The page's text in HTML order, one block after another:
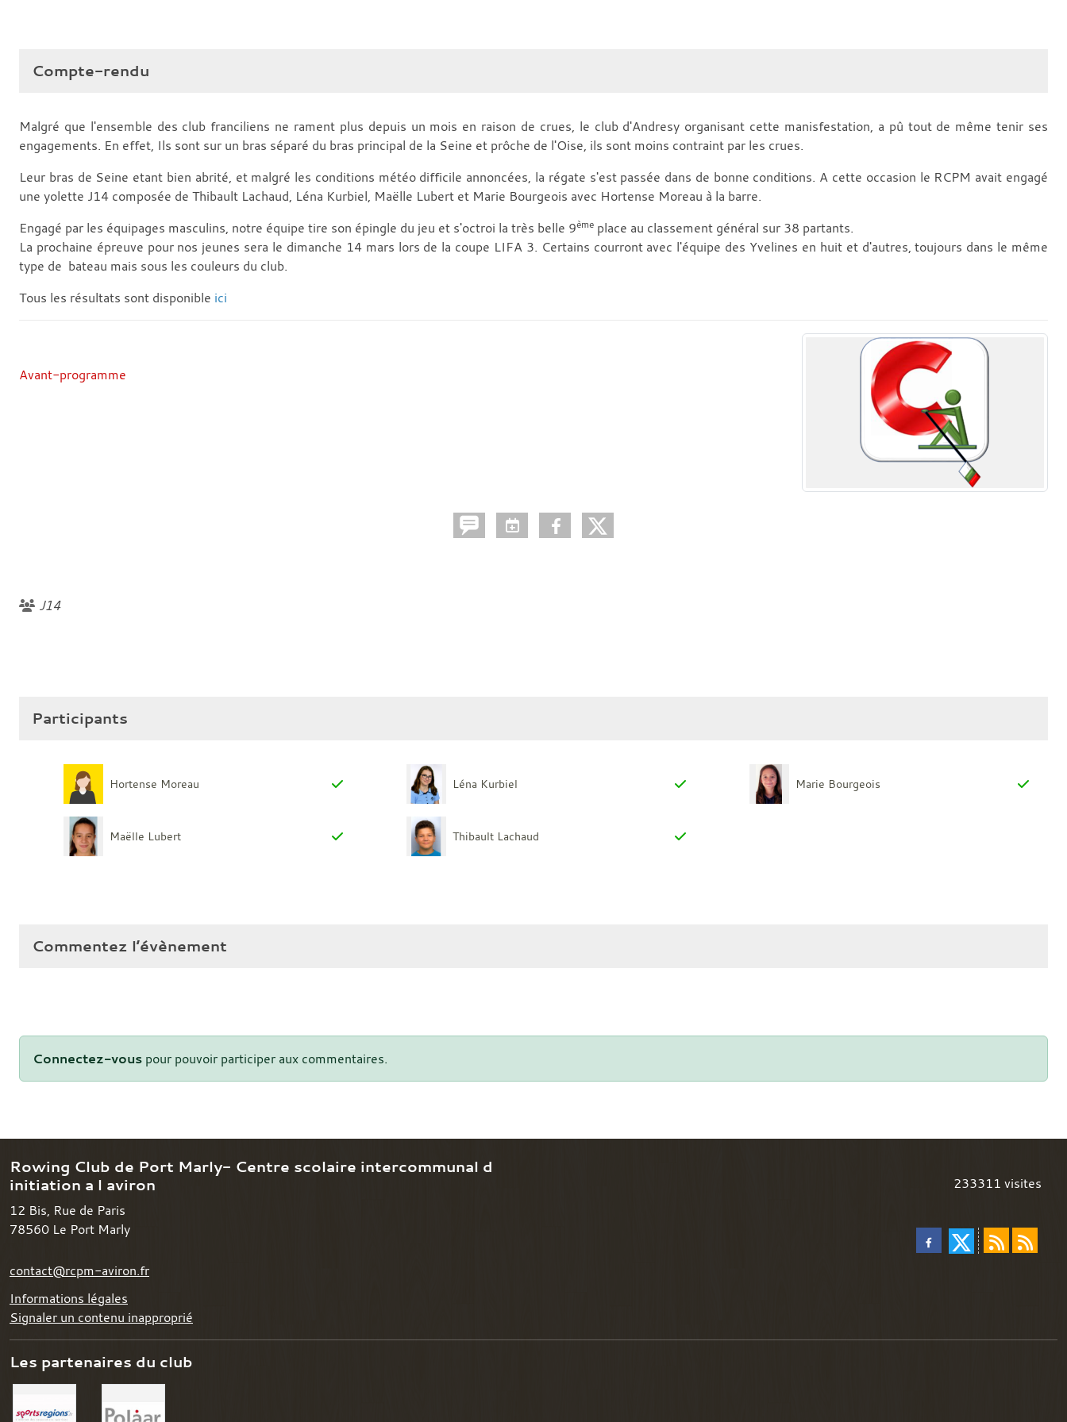
Compte-rendu
Malgré que l'ensemble des club franciliens ne rament plus depuis un mois en raison de crues, le club d'Andresy organisant cette manisfestation, a pû tout de même tenir ses
engagements. En effet, Ils sont sur un bras séparé du bras principal de la Seine et prôche de l'Oise, ils sont moins contraint par les crues.
Leur bras de Seine etant bien abrité, et malgré les conditions météo difficile annoncées, la régate s'est passée dans de bonne conditions. A cette occasion le RCPM avait engagé
une yolette J14 composée de Thibault Lachaud, Léna Kurbiel, Maëlle Lubert et Marie Bourgeois avec Hortense Moreau à la barre.
Engagé par les équipages masculins, notre équipe tire son épingle du jeu et s'octroi la très belle 9ème place au classement général sur 38 partants.
La prochaine épreuve pour nos jeunes sera le dimanche 14 mars lors de la coupe LIFA 3. Certains courront avec l'équipe des Yvelines en huit et d'autres, toujours dans le même
type de bateau mais sous les couleurs du club.
Tous les résultats sont disponible ici
Avant-programme
J14
Participants
Hortense Moreau Léna Kurbiel Marie Bourgeois
Maëlle Lubert Thibault Lachaud
Commentez l’évènement
Connectez-vous pour pouvoir participer aux commentaires.
Rowing Club de Port Marly- Centre scolaire intercommunal d
initiation a l aviron
12 Bis, Rue de Paris
78560 Le Port Marly
contact@rcpm-aviron.fr
Informations légales
Signaler un contenu inapproprié
233311 visites
Les partenaires du club